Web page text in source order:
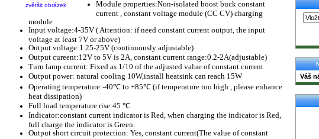
zvětšit obrázek Module properties:Non-isolated boost buck constant
current , constant voltage module (CC CV) charging
module
Input voltage:4-35V ( Attention: if need constant current output, the input
voltage at least 7V or above)
Output voltage:1.25-25V (continuously adjustable)
Output cureent:12V to 5V is 2A, constant current range:0.2-2A(adjustable)
Turn lamp current: Fixed as 1/10 of the adjusted value of constant current
Output power: natural cooling 10W,install heatsink can reach 15W
Operating temperature:-40℃ to +85℃ (if temperature too high , please enhance
heat dissipation)
Full load temperature rise:45 ℃
Indicator:constant current indicator is Red, when charging the indicator is Red,
full charge the indicator is Green.
Output short circuit protection: Yes, constant current(The value of constant
Váš